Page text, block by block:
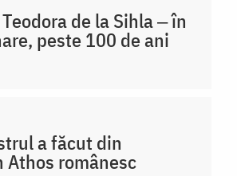
de la Sihla ‒ în
peste 100 de ani
a făcut din
Athos românesc